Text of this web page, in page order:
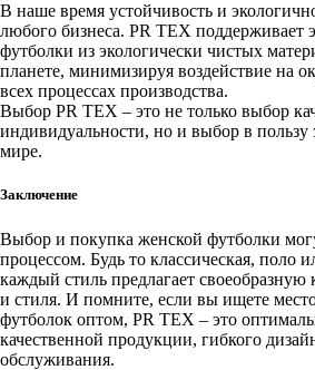
В наше время устойчивость и
любого бизнеса. PR TEX поддерживает
футболки из экологически чистых
планете, минимизируя воздействие на
всех процессах производства.
Выбор PR TEX – это не только выбор
индивидуальности, но и выбор в
мире.
Заключение
Выбор и покупка женской футболки
процессом. Будь то классическая, поло
каждый стиль предлагает
и стиля. И помните, если вы ищете
футболок оптом, PR TEX – это
качественной продукции, гибкого
обслуживания.